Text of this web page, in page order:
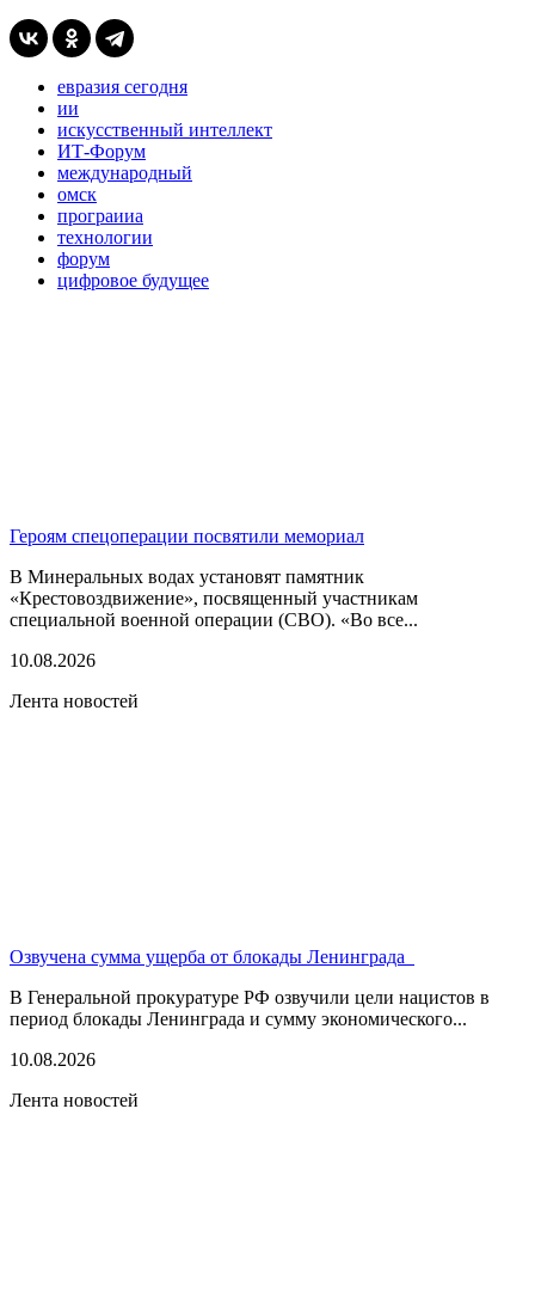
евразия сегодня
ии
искусственный интеллект
ИТ-Форум
международный
омск
програииа
технологии
форум
цифровое будущее
Героям спецоперации посвятили мемориал
В Минеральных водах установят памятник
«Крестовоздвижение», посвященный участникам
специальной военной операции (СВО). «Во все...
10.08.2026
Лента новостей
Озвучена сумма ущерба от блокады Ленинграда
В Генеральной прокуратуре РФ озвучили цели нацистов в
период блокады Ленинграда и сумму экономического...
10.08.2026
Лента новостей